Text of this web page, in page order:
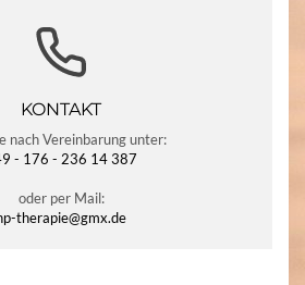
KONTAKT
nach Vereinbarung unter:
- 176 - 236 14 387
oder per Mail:
therapie@gmx.de